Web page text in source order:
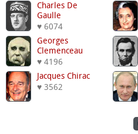
Charles De
Gaulle
♥ 6074
Georges
Clemenceau
♥ 4196
Jacques Chirac
♥ 3562